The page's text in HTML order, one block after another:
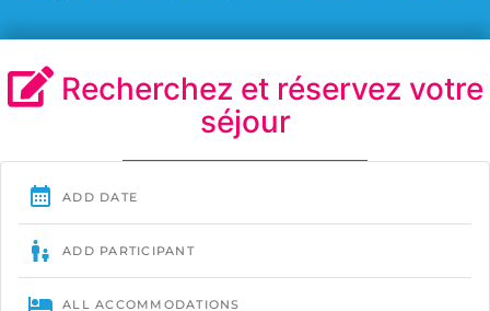
Recherchez et réservez votre
séjour